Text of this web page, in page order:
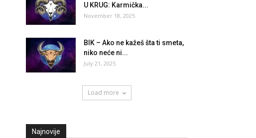
U KRUG: Karmička...
November 18, 2025
BIK – Ako ne kažeš šta ti smeta,
niko neće ni...
July 21, 2025
Load more
Najnovije